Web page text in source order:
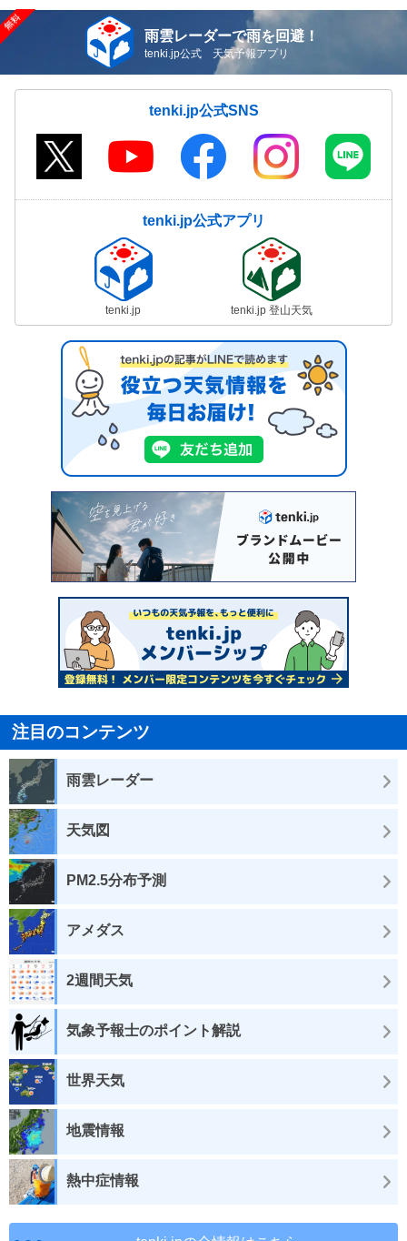
雨雲レーダーで雨を回避！
tenki.jp公式 天気予報アプリ
tenki.jp公式SNS
tenki.jp公式アプリ
tenki.jp tenki.jp 登山天気
注目のコンテンツ
雨雲レーダー
天気図
PM2.5分布予測
アメダス
2週間天気
気象予報士のポイント解説
世界天気
地震情報
熱中症情報